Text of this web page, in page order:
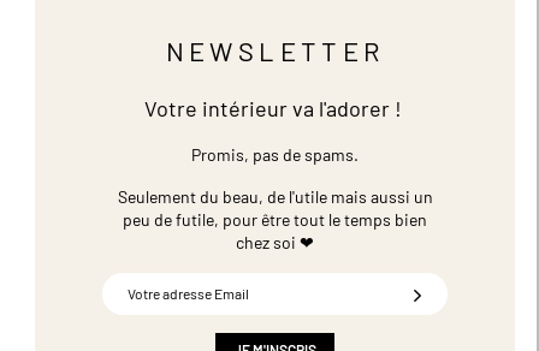
NEWSLETTER
Votre intérieur va l'adorer !
Promis, pas de spams.
Seulement du beau, de l'utile mais aussi un
peu de futile, pour être tout le temps bien
chez soi ❤